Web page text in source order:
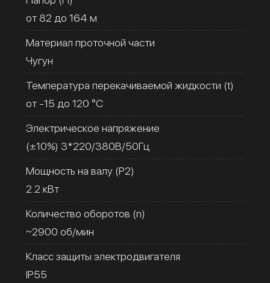
от 82 до 164 м
Материал проточной части
Чугун
Температура перекачиваемой жидкости (t)
от -15 до 120 °C
Электрическое напряжение
(±10%) 3*220/380В/50Гц
Мощность на валу (Р2)
2.2 кВт
Количество оборотов (n)
~2900 об/мин
Класс защиты электродвигателя
IP55